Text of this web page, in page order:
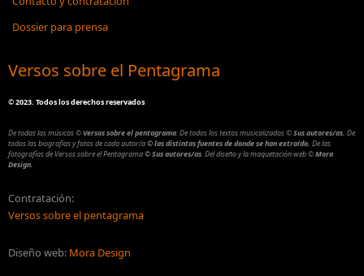
Dossier para prensa
Versos sobre el Pentagrama
©2023. Todos los derechos reservados
De todas las músicas© Versos sobre el pentagrama. De todos los textos musicalizados©Sus autores/as. De
todos las biografías y fotos de cada autor/a© las distintas fuentes de donde se han extraído. De las
fotografías de Versos sobre el Pentagrama© Sus autores/as. Del diseño y la maquetación web©Mora
Design.
Contratación:
Versos sobre el pentagrama
Diseño web: Mora Design